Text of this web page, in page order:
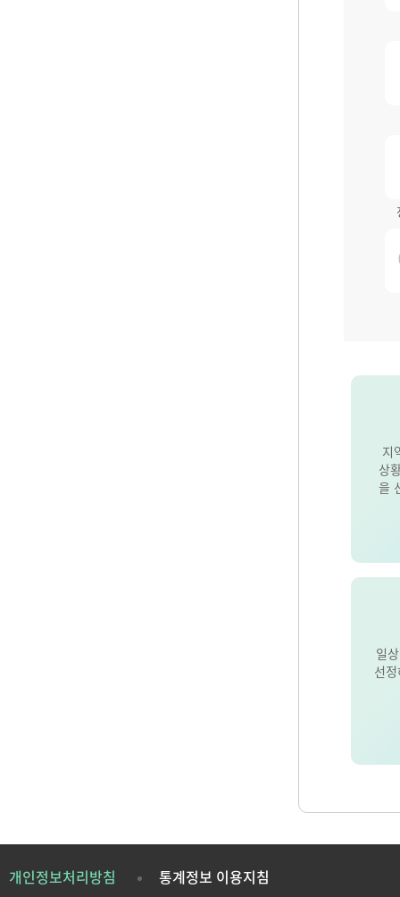
지
상
을
일
선
개인정보처리방침 통계정보 이용지침